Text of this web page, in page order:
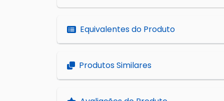
Equivalentes do Produto
Produtos Similares